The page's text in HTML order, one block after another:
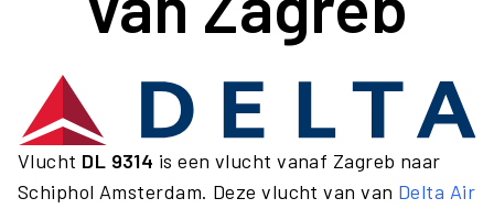
Vlucht DL 9314 is een vlucht vanaf Zagreb naar
Schiphol Amsterdam. Deze vlucht van van Delta Air